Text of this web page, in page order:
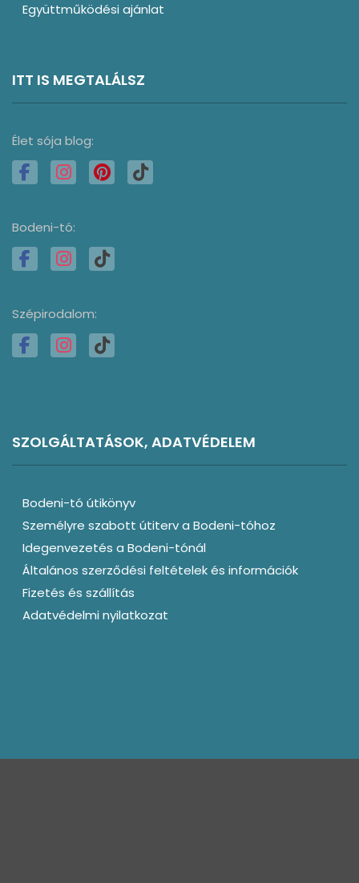
Együttműködési ajánlat
ITT IS MEGTALÁLSZ
Élet sója blog:
Bodeni-tó:
Szépirodalom:
SZOLGÁLTATÁSOK, ADATVÉDELEM
Bodeni-tó útikönyv
Személyre szabott útiterv a Bodeni-tóhoz
Idegenvezetés a Bodeni-tónál
Általános szerződési feltételek és információk
Fizetés és szállítás
Adatvédelmi nyilatkozat